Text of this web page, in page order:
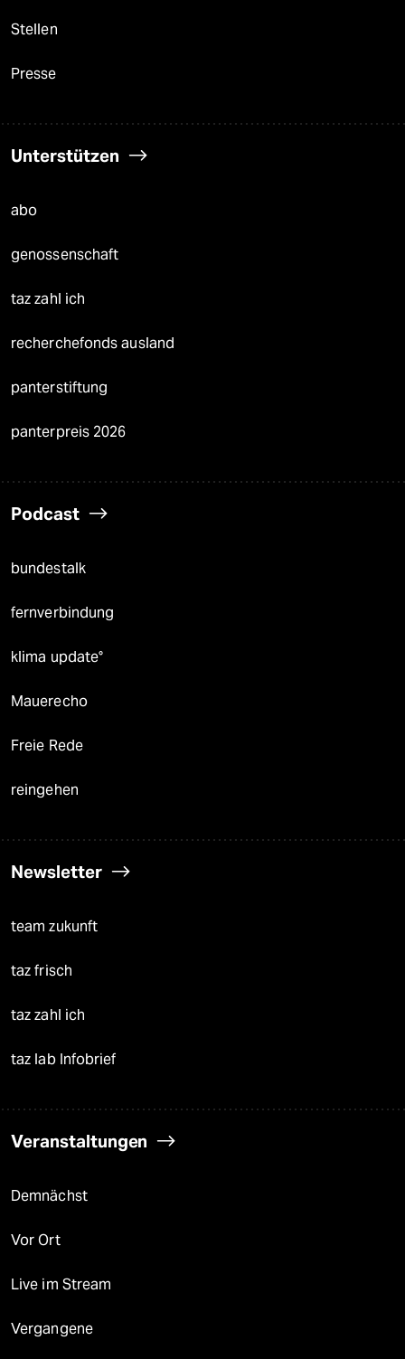
Stellen
Presse
Unterstützen
abo
genossenschaft
taz zahl ich
recherchefonds ausland
panterstiftung
panterpreis 2026
Podcast
bundestalk
fernverbindung
klima update°
Mauerecho
Freie Rede
reingehen
Newsletter
team zukunft
taz frisch
taz zahl ich
taz lab Infobrief
Veranstaltungen
Demnächst
Vor Ort
Live im Stream
Vergangene